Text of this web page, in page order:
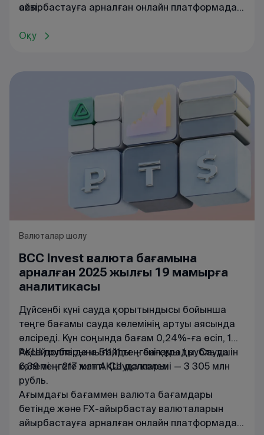
өсті.
айырбастауға арналған онлайн платформада
Оқу
Валюталар шолу
BCC Invest валюта бағамына
арналған 2025 жылғы 19 мамырға
аналитикасы
Дүйсенбі күні сауда қорытындысы бойынша
теңге бағамы сауда көлемінің артуы аясында
әлсіреді. Күн соңында бағам 0,24%-ға өсіп, 1
АҚШ долларына 511,11 теңгені құрады. Сауда
көлемі — 217 млн АҚШ доллары.
Ресей рублі де нығайды — бағамы 1 рубль үшін
6,39 теңгеге жетті. Сауда көлемі — 3 305 млн
рубль.
Ағымдағы бағаммен валюта бағамдары
бетіндежәне FX-айырбастау валюталарын
айырбастауға арналған онлайн платформада